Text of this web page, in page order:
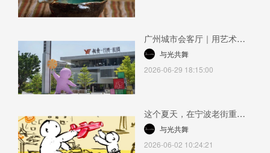
广州城市会客厅｜用艺术设
宴，以文化酿礼2026-06-29
18:15:00
与光共舞
2026-06-29 18:15:00
这个夏天，在宁波老街重遇
你人生的礼物 —— LOQI x
光頭仔《礼物》主题绘本展
2026-06-02 10:24:21
与光共舞
2026-06-02 10:24:21